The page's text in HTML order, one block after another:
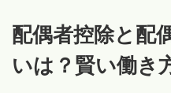
配偶者控除と配
いは？賢い働き